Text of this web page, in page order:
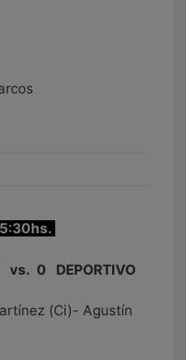
vs. 0 DEPORTIVO
(Ci)- Agustín